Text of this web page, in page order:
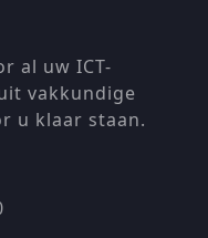
al uw ICT-
vakkundige
u klaar staan.